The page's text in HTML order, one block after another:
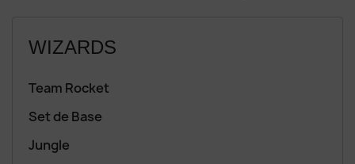
WIZARDS
Team Rocket
Set de Base
Jungle